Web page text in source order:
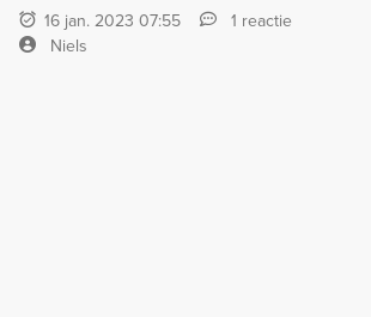
16 jan. 2023 07:55
1 reactie
Niels